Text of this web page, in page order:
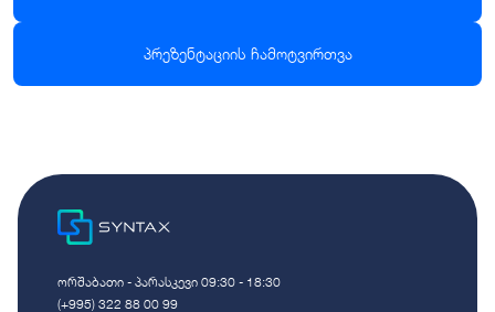
პრეზენტაციის ჩამოტვირთვა
ორშაბათი - პარასკევი 09:30 - 18:30
(+995) 322 88 00 99